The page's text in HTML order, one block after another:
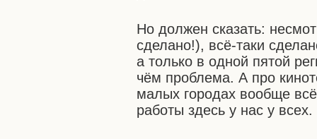
Но должен сказать:
сделано!), всё-таки
а только в одной пятой
чём проблема. А про
малых городах вообще
работы здесь у нас у